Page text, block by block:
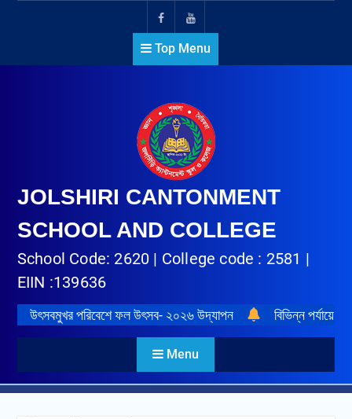
Top Menu
JOLSHIRI CANTONMENT
SCHOOL AND COLLEGE
School Code: 2620 | College code : 2581 |
EIIN :139636
উৎসবমুখর পরিবেশে ফল উৎসব- ২০২৬ উদ্‌যাপন বিভিন্ন পর্যায়ে
Menu